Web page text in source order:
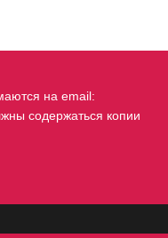
на email:
содержаться копии